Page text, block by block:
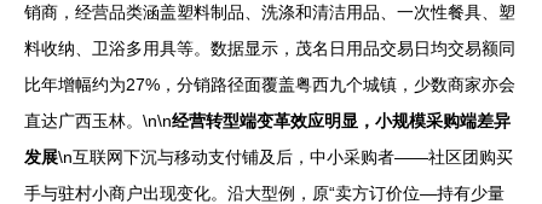
销商，经营品类涵盖塑料制品、洗涤和清洁用品、一次性餐具、塑
料收纳、卫浴多用具等。数据显示，茂名日用品交易日均交易额同
比年增幅约为27%，分销路径面覆盖粤西九个城镇，少数商家亦会
直达广西玉林。\n\n经营转型端变革效应明显，小规模采购端差异
发展\n互联网下沉与移动支付铺及后，中小采购者——社区团购买
手与驻村小商户出现变化。沿大型例，原“卖方订价位—持有少量